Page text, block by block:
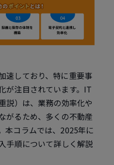
速しており、特に重要事
が注目されています。IT
説）は、業務の効率化や
がるため、多くの不動産
本コラムでは、2025年に
手順について詳しく解説